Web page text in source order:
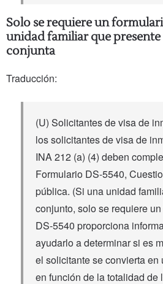
Solo se requiere un
unidad familiar que
conjunta
Traducción:
(U) Solicitantes de visa de
los solicitantes de visa de
INA 212 (a) (4) deben
Formulario DS-5540,
pública. (Si una unidad
conjunto, solo se requiere
DS-5540 proporciona
ayudarlo a determinar si es
el solicitante se convierta en
en función de la totalidad de